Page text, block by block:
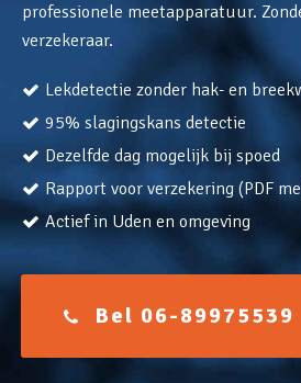
professionele meetapparatuur.
verzekeraar.
Lekdetectie zonder hak- en
95% slagingskans detectie
Dezelfde dag mogelijk bij spoed
Rapport voor verzekering (PDF
Actief in Uden en omgeving
Bel 06-89975539